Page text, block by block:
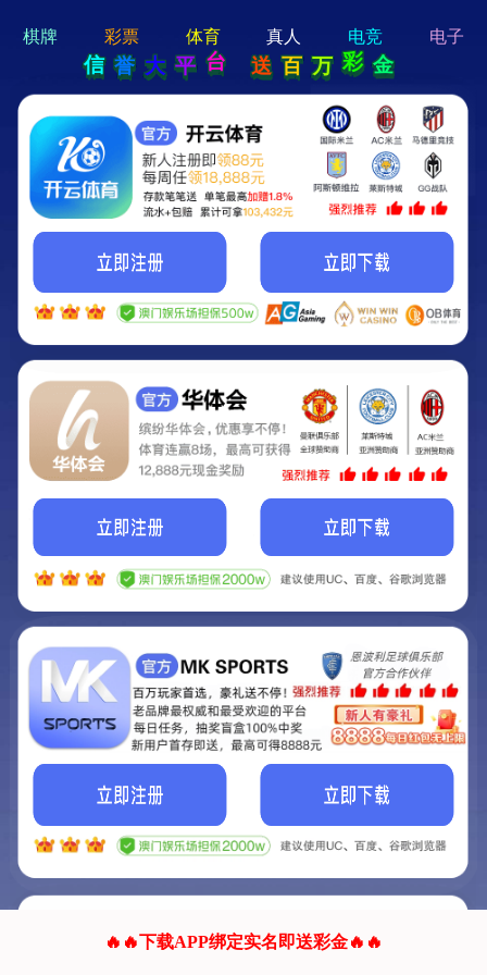
hi 💗
Hey Guys!
我们即将上线啦...
我们的网站正在建设.
它将是非常棒的网站.
联系我们!